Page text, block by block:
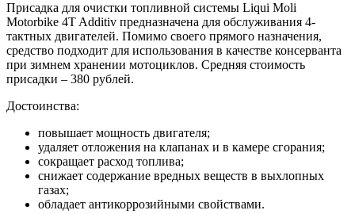
Присадка для очистки топливной системы Liqui Moli
Motorbike 4T Additiv предназначена для обслуживания 4-
тактных двигателей. Помимо своего прямого назначения,
средство подходит для использования в качестве консерванта
при зимнем хранении мотоциклов. Средняя стоимость
присадки – 380 рублей.
Достоинства:
повышает мощность двигателя;
удаляет отложения на клапанах и в камере сгорания;
сокращает расход топлива;
снижает содержание вредных веществ в выхлопных
газах;
обладает антикоррозийными свойствами.